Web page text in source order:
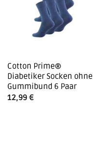
Cotton Prime®
Diabetiker Socken ohne
Gummibund 6 Paar
12,99 €